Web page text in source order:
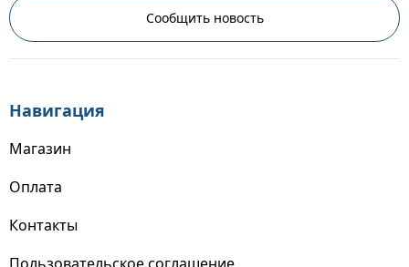
Сообщить новость
Навигация
Магазин
Оплата
Контакты